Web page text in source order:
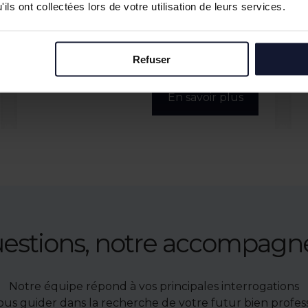
ont collectées lors de votre utilisation de leurs services.
Refuser
Vente/Location
En savoir plus
notre
Notre équipe répond à vos principales interrogations
guider dans la recherche de votre futur bien